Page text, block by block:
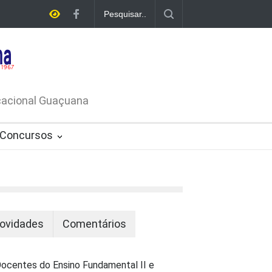
Nº
Guaçuana
Concursos
Comentários
do Ensino Fundamental II e